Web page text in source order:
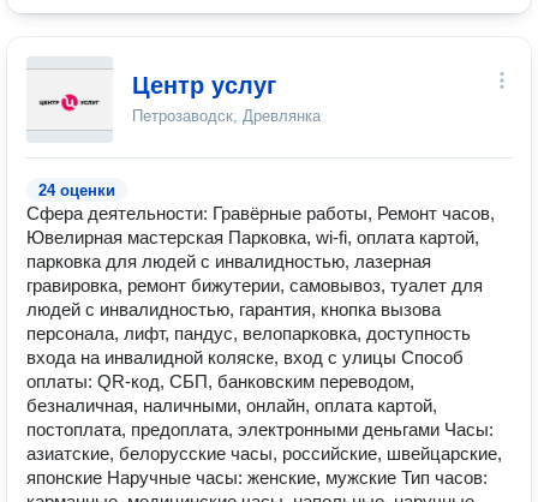
Центр услуг
Петрозаводск, Древлянка
24 оценки
Сфера деятельности: Гравёрные работы, Ремонт часов,
Ювелирная мастерская Парковка, wi-fi, оплата картой,
парковка для людей с инвалидностью, лазерная
гравировка, ремонт бижутерии, самовывоз, туалет для
людей с инвалидностью, гарантия, кнопка вызова
персонала, лифт, пандус, велопарковка, доступность
входа на инвалидной коляске, вход с улицы Способ
оплаты: QR-код, СБП, банковским переводом,
безналичная, наличными, онлайн, оплата картой,
постоплата, предоплата, электронными деньгами Часы:
азиатские, белорусские часы, российские, швейцарские,
японские Наручные часы: женские, мужские Тип часов: